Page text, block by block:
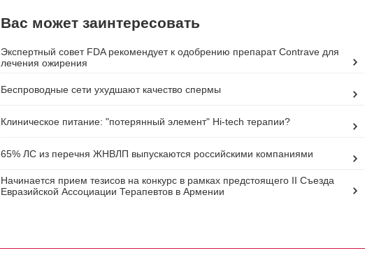
Вас может заинтересовать
Экспертный совет FDA рекомендует к одобрению препарат Contrave для
лечения ожирения
Беспроводные сети ухудшают качество спермы
Клиническое питание: "потерянный элемент" Hi-tech терапии?
65% ЛС из перечня ЖНВЛП выпускаются российскими компаниями
Начинается прием тезисов на конкурс в рамках предстоящего II Съезда
Евразийской Ассоциации Терапевтов в Армении